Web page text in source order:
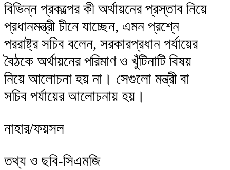
বিভিন্ন প্রকল্পের কী অর্থায়নের প্রস্তাব নিয়ে
প্রধানমন্ত্রী চীনে যাচ্ছেন, এমন প্রশ্নে
পররাষ্ট্র সচিব বলেন, সরকারপ্রধান পর্যায়ের
বৈঠকে অর্থায়নের পরিমাণ ও খুঁটিনাটি বিষয়
নিয়ে আলোচনা হয় না। সেগুলো মন্ত্রী বা
সচিব পর্যায়ের আলোচনায় হয়।
নাহার/ফয়সল
তথ্য ও ছবি-সিএমজি